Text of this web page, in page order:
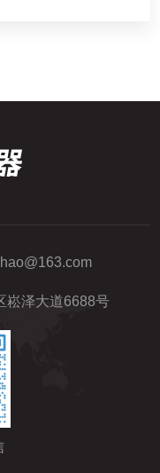
崧泽大道6688号